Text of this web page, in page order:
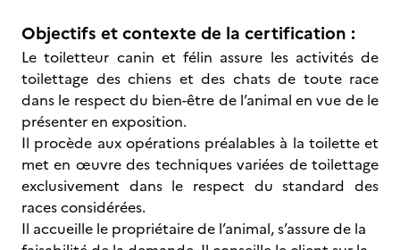
Objectifs et contexte de la certification :
Le toiletteur canin et félin assure les activités de
toilettage des chiens et des chats de toute race
dans le respect du bien-être de l’animal en vue de le
présenter en exposition.
Il procède aux opérations préalables à la toilette et
met en œuvre des techniques variées de toilettage
exclusivement dans le respect du standard des
races considérées.
Il accueille le propriétaire de l’animal, s’assure de la